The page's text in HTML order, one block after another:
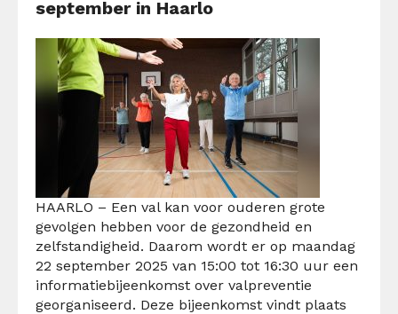
september in Haarlo
HAARLO – Een val kan voor ouderen grote
gevolgen hebben voor de gezondheid en
zelfstandigheid. Daarom wordt er op maandag
22 september 2025 van 15:00 tot 16:30 uur een
informatiebijeenkomst over valpreventie
georganiseerd. Deze bijeenkomst vindt plaats